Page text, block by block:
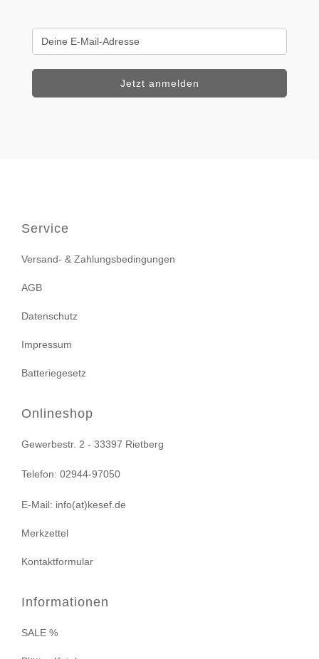
Service
Versand- & Zahlungsbedingungen
AGB
Datenschutz
Impressum
Batteriegesetz
Onlineshop
Gewerbestr. 2 - 33397 Rietberg
Telefon: 02944-97050
E-Mail: info(at)kesef.de
Merkzettel
Kontaktformular
Informationen
SALE %